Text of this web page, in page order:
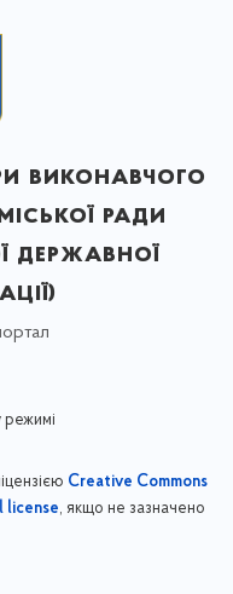
виконавчого
ради
державної
режимі
Creative Commons
license, якщо не зазначено